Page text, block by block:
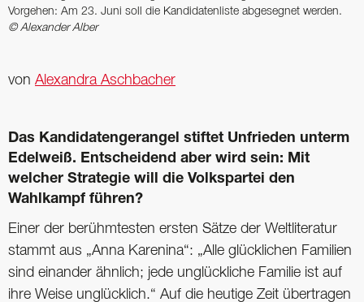
Vorgehen: Am 23. Juni soll die Kandidatenliste abgesegnet werden.
© Alexander Alber
von Alexandra Aschbacher
Das Kandidatengerangel stiftet Unfrieden unterm
Edelweiß. Entscheidend aber wird sein: Mit
welcher Strategie will die Volks­partei den
Wahlkampf führen?
Einer der berühmtesten ersten Sätze der Weltliteratur
stammt aus „Anna Karenina“: „Alle glücklichen Familien
sind einander ähnlich; jede unglückliche Familie ist auf
ihre Weise unglücklich.“ Auf die heutige Zeit übertragen